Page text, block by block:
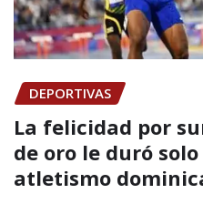
DEPORTIVAS
La felicidad por
de oro le duró
atletismo